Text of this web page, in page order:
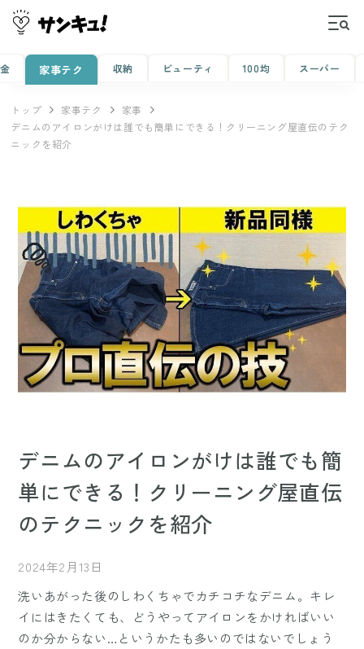
家事テク 収納 ビューティ 100均 スーパー
トップ 家事テク
家事
デニムのアイロンがけは誰でも簡単にできる！クリーニング屋直伝のテク
ニックを紹介
デニムのアイロンがけは誰でも簡
単にできる！クリーニング屋直伝
のテクニックを紹介
2024年2月13日
洗いあがった後のしわくちゃでカチコチなデニム。キレ
イにはきたくても、どうやってアイロンをかければいい
のか分からない…というかたも多いのではないでしょう